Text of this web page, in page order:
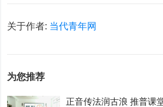
关于作者: 当代青年网
为您推荐
正音传法润古浪 推普